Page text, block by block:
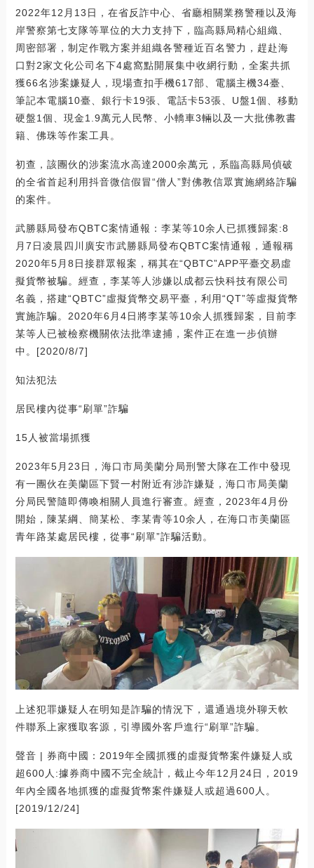
2022年12月13日，在省反詐中心、省廳相關業務警種以及海
岸警察第七支隊等單位的大力支持下，臨高縣局精心組織、
周密部署，制定作戰方案并組織各警種近百名警力，趕赴海
口對2家文化公司名下4處窩點開展集中收網行動，全案共抓
獲66名涉案嫌疑人，現場查扣手機617部、電腦主機34臺、
筆記本電腦10臺、銀行卡19張、電話卡53張、U盤1個、移動
硬盤1個、現金1.9萬元人民幣、小轎車3輛以及一大批佛教書
籍、佛珠等作案工具。
初查，該團伙的涉案流水高達2000余萬元，系臨高縣局偵破
的全省首起利用抖音微信假冒“僧人”對佛教信眾實施網絡詐騙
的案件。
武勝縣局發布QBTC案情通報：李某等10余人已抓獲歸案:8
月7日凌晨四川廣安市武勝縣局發布QBTC案情通報，通報稱
2020年5月8日接群眾報案，稱其在“QBTC”APP平臺交易虛
擬貨幣被騙。經查，李某等人涉嫌以成都云快科技有限公司
名義，搭建“QBTC”虛擬貨幣交易平臺，利用“QT”等虛擬貨幣
實施詐騙。2020年6月4日將李某等10余人抓獲歸案，目前李
某等人已被檢察機關依法批準逮捕，案件正在進一步偵辦
中。[2020/8/7]
知法犯法
居民樓內從事“刷單”詐騙
15人被當場抓獲
2023年5月23日，海口市局美蘭分局刑警大隊在工作中發現
有一團伙在美蘭區下賢一村附近有涉詐嫌疑，海口市局美蘭
分局民警隨即傳喚相關人員進行審查。經查，2023年4月份
開始，陳某綱、簡某松、李某青等10余人，在海口市美蘭區
青年路某處居民樓，從事“刷單”詐騙活動。
上述犯罪嫌疑人在明知是詐騙的情況下，還通過境外聊天軟
件聯系上家獲取客源，引導國外客戶進行“刷單”詐騙。
聲音 | 券商中國：2019年全國抓獲的虛擬貨幣案件嫌疑人或
超600人:據券商中國不完全統計，截止今年12月24日，2019
年內全國各地抓獲的虛擬貨幣案件嫌疑人或超過600人。
[2019/12/24]